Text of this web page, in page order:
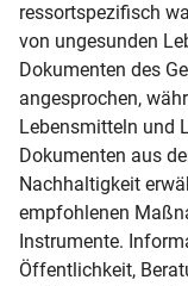
ressortspezifisch
von ungesunden
Dokumenten des
angesprochen,
Lebensmitteln und
Dokumenten aus
Nachhaltigkeit
empfohlenen
Instrumente.
Öffentlichkeit,